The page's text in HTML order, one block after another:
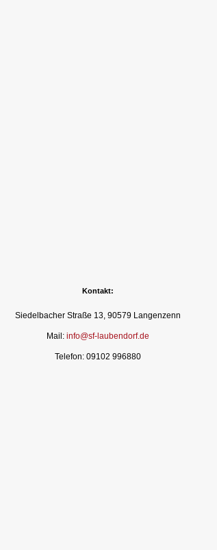
Kontakt:
Siedelbacher Straße 13, 90579 Langenzenn
Mail: info@sf-laubendorf.de
Telefon: 09102 996880